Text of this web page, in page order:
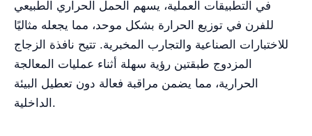
في التطبيقات العملية، يسهم الحمل الحراري الطبيعي
للفرن في توزيع الحرارة بشكل موحد، مما يجعله مثاليًا
للاختبارات الصناعية والتجارب المخبرية. تتيح نافذة الزجاج
المزدوج طبقتين رؤية سهلة أثناء عمليات المعالجة
الحرارية، مما يضمن مراقبة فعالة دون تعطيل البيئة
الداخلية.